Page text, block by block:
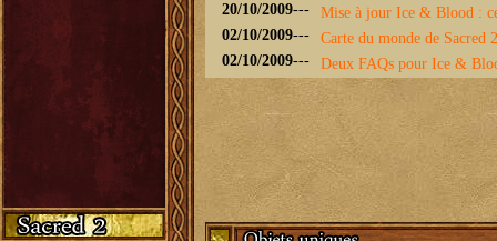
20/10/2009---
Mise à jour Ice & Blood :
02/10/2009---
Carte du monde de Sacred
02/10/2009--- Deux FAQs pour Ice &